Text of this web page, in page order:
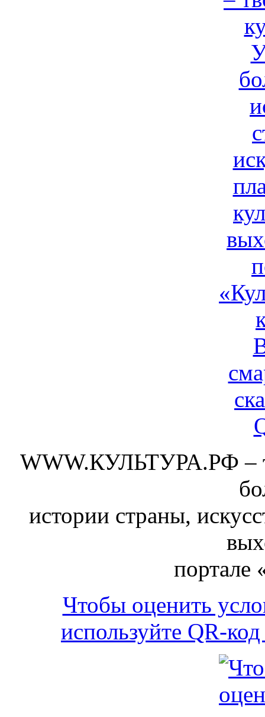
WWW.КУЛЬТУРА.РФ –
истории страны,
портале
Чтобы оценить
используйте QR-